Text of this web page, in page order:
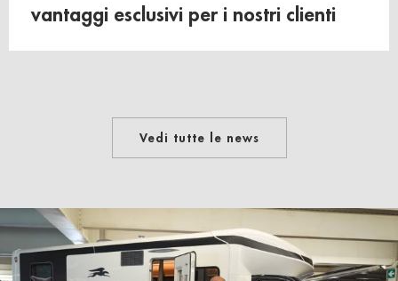
vantaggi esclusivi per i nostri clienti
Vedi tutte le news